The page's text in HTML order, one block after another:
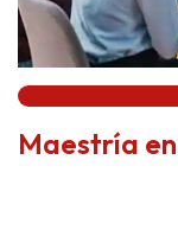
Maestría